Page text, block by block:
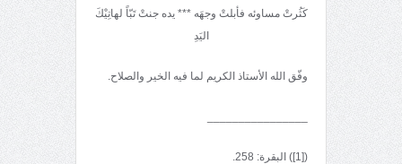
كَثُرتْ مساوئه فأبلتْ وجهَه *** يده جنتْ تَبّاً لهاتِيْكَ
اليَدِ
وفّق الله الأستاذ الكريم لما فيه الخير والصلاح.
([1]) البقرة: 258.